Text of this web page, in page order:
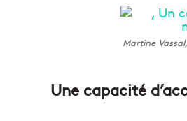
Martine
Une capacité